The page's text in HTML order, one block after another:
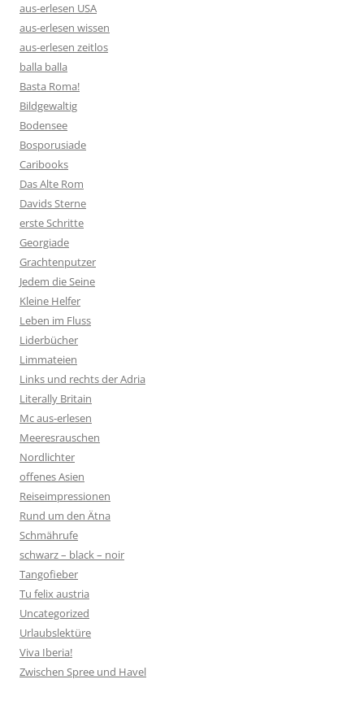
aus-erlesen USA
aus-erlesen wissen
aus-erlesen zeitlos
balla balla
Basta Roma!
Bildgewaltig
Bodensee
Bosporusiade
Caribooks
Das Alte Rom
Davids Sterne
erste Schritte
Georgiade
Grachtenputzer
Jedem die Seine
Kleine Helfer
Leben im Fluss
Liderbücher
Limmateien
Links und rechts der Adria
Literally Britain
Mc aus-erlesen
Meeresrauschen
Nordlichter
offenes Asien
Reiseimpressionen
Rund um den Ätna
Schmährufe
schwarz – black – noir
Tangofieber
Tu felix austria
Uncategorized
Urlaubslektüre
Viva Iberia!
Zwischen Spree und Havel